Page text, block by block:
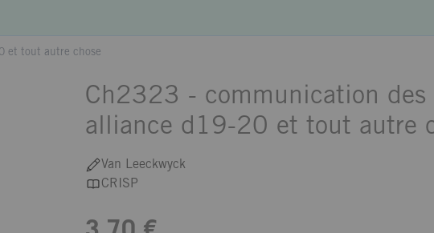
et tout autre chose
Ch2323 - communication des
alliance d19-20 et tout autre
Van Leeckwyck
CRISP